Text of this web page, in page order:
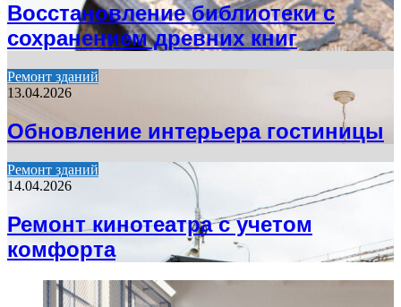
Восстановление библиотеки с
сохранением древних книг
Ремонт зданий
13.04.2026
Обновление интерьера гостиницы
Ремонт зданий
14.04.2026
Ремонт кинотеатра с учетом
комфорта